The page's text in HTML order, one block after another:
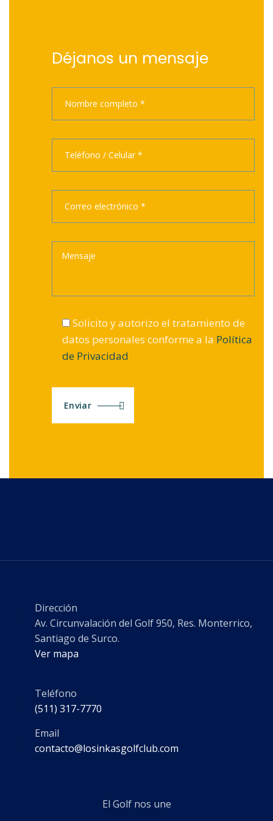
Déjanos un mensaje
Solicito y autorizo el tratamiento de
datos personales conforme a la Política
de Privacidad
Enviar
Dirección
Av. Circunvalación del Golf 950, Res. Monterrico,
Santiago de Surco.
Ver mapa
Teléfono
(511) 317-7770
Email
contacto@losinkasgolfclub.com
El Golf nos une